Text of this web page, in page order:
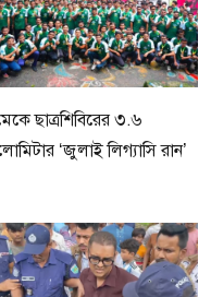
ছাত্রশিবিরের ৩.৬
‘জুলাই লিগ্যাসি রান’